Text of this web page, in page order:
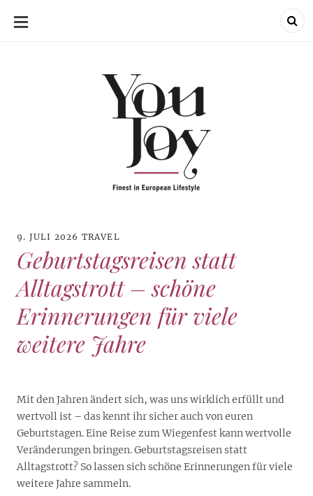
SKIP
9. JULI 2026 TRAVEL
Geburtstagsreisen statt
Alltagstrott – schöne
Erinnerungen für viele
weitere Jahre
Mit den Jahren ändert sich, was uns wirklich erfüllt und
wertvoll ist – das kennt ihr sicher auch von euren
Geburtstagen. Eine Reise zum Wiegenfest kann wertvolle
Veränderungen bringen. Geburtstagsreisen statt
Alltagstrott? So lassen sich schöne Erinnerungen für viele
weitere Jahre sammeln.